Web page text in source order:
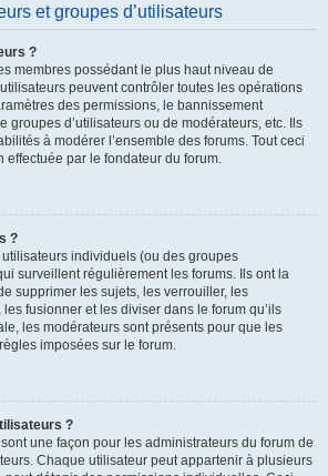
et groupes d’utilisateurs
?
membres possédant le plus haut niveau de
peuvent contrôler toutes les opérations
des permissions, le bannissement
groupes d’utilisateurs ou de modérateurs, etc. Ils
à modérer l’ensemble des forums. Tout ceci
effectuée par le fondateur du forum.
?
individuels (ou des groupes
surveillent régulièrement les forums. Ils ont la
supprimer les sujets, les verrouiller, les
fusionner et les diviser dans le forum qu’ils
les modérateurs sont présents pour que les
imposées sur le forum.
?
une façon pour les administrateurs du forum de
Chaque utilisateur peut appartenir à plusieurs